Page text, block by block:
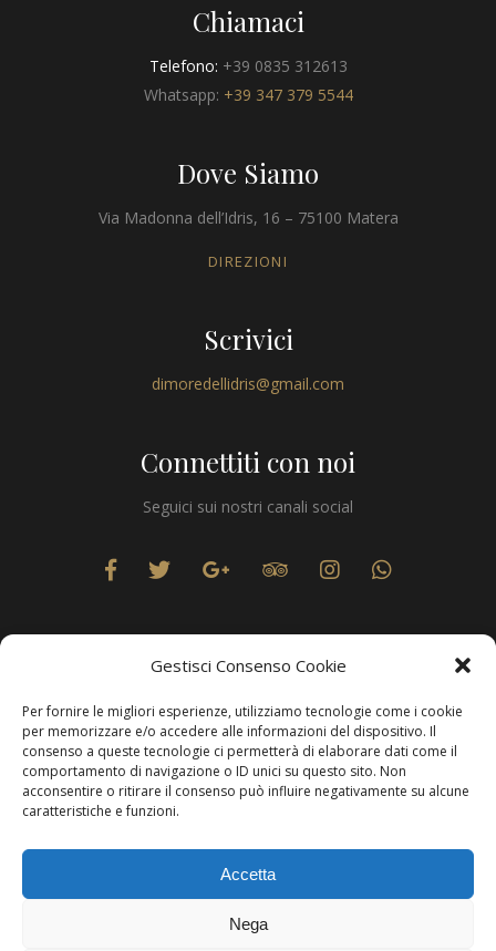
Gestisci Consenso Cookie
Per fornire le migliori esperienze, utilizziamo tecnologie come i cookie
per memorizzare e/o accedere alle informazioni del dispositivo. Il
consenso a queste tecnologie ci permetterà di elaborare dati come il
comportamento di navigazione o ID unici su questo sito. Non
acconsentire o ritirare il consenso può influire negativamente su alcune
caratteristiche e funzioni.
Accetta
Nega
Chiamaci
Telefono: +39 0835 312613
Whatsapp: +39 347 379 5544
Dove Siamo
Via Madonna dell’Idris, 16 – 75100 Matera
DIREZIONI
Scrivici
dimoredellidris@gmail.com
Connettiti con noi
Seguici sui nostri canali social
Privacy
Produzione WebResolvis Marketing & Comunicazione
Copyright © Hotels & Resorts Srl - Partita IVA IT01212800773.
Affittacamere - CIN: IT077014B401676001. Tutti i diritti sono